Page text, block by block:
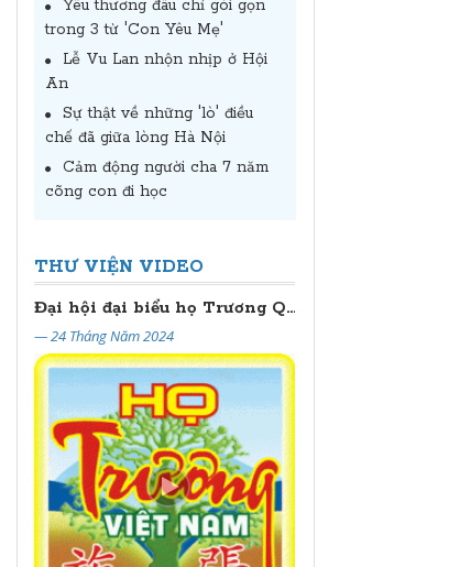
Yêu thương đâu chỉ gói gọn
trong 3 từ 'Con Yêu Mẹ'
Lễ Vu Lan nhộn nhịp ở Hội
An
Sự thật về những 'lò' điều
chế đã giữa lòng Hà Nội
Cảm động người cha 7 năm
cõng con đi học
THƯ VIỆN VIDEO
Đại hội đại biểu họ Trương Quảng Nam - Đà Nẵng lần thứ II (2024 - 2029)
— 24 Tháng Năm 2024